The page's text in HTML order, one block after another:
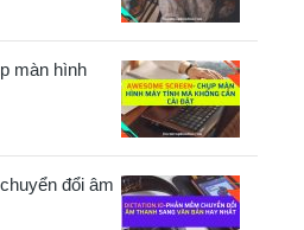
màn hình
đổi âm